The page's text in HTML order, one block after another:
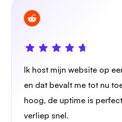
Ik host mijn website op
en dat bevalt me tot nu
hoog, de uptime is
verliep snel.